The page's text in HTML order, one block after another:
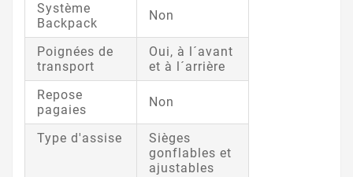
Système
Backpack
Non
Poignées de
transport
Oui, à l´avant
et à l´arrière
Repose
pagaies
Non
Type d'assise
Sièges
gonflables et
ajustables